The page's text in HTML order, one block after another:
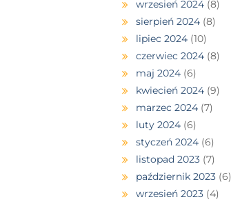
wrzesień 2024(8)
sierpień 2024(8)
lipiec 2024(10)
czerwiec 2024(8)
maj 2024(6)
kwiecień 2024(9)
marzec 2024(7)
luty 2024(6)
styczeń 2024(6)
listopad 2023(7)
październik 2023(6)
wrzesień 2023(4)